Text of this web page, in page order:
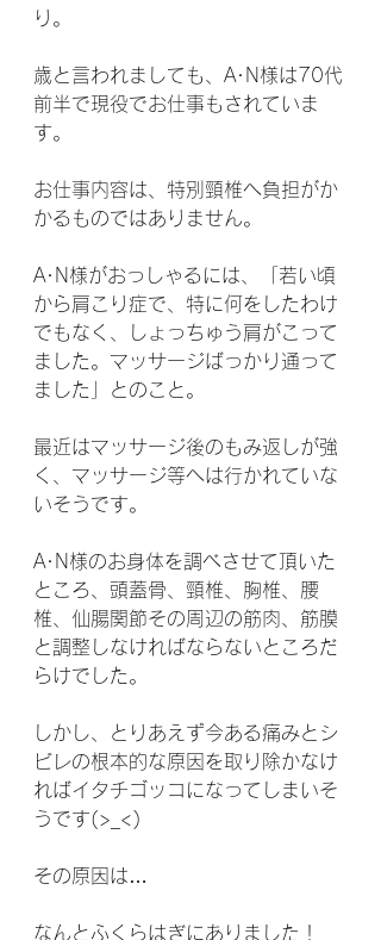
り。
歳と言われましても、A･N様は70代
前半で現役でお仕事もされていま
す。
お仕事内容は、特別頸椎へ負担がか
かるものではありません。
A･N様がおっしゃるには、「若い頃
から肩こり症で、特に何をしたわけ
でもなく、しょっちゅう肩がこって
ました。マッサージばっかり通って
ました」とのこと。
最近はマッサージ後のもみ返しが強
く、マッサージ等へは行かれていな
いそうです。
A･N様のお身体を調べさせて頂いた
ところ、頭蓋骨、頸椎、胸椎、腰
椎、仙腸関節その周辺の筋肉、筋膜
と調整しなければならないところだ
らけでした。
しかし、とりあえず今ある痛みとシ
ビレの根本的な原因を取り除かなけ
ればイタチゴッコになってしまいそ
うです(>_<)
その原因は…
なんとふくらはぎにありました！